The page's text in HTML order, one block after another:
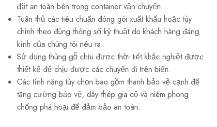
đặt an toàn bên trong container vận chuyển.
Tuân thủ các tiêu chuẩn đóng gói xuất khẩu hoặc tùy
chỉnh theo đúng thông số kỹ thuật do khách hàng đáng
kính của chúng tôi nêu ra.
Sử dụng thùng gỗ chịu được thời tiết khắc nghiệt được
thiết kế để chịu được các chuyến đi trên biển.
Các tính năng tùy chọn bao gồm thanh bảo vệ cạnh để
tăng cường bảo vệ, dây thép gia cố và niêm phong
chống phá hoại để đảm bảo an toàn.